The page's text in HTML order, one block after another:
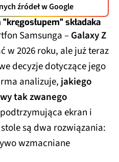
źródeł w Google
składaka
Samsunga –Galaxy Z
w 2026 roku, ale już teraz
decyzje dotyczące jego
analizuje, jakiego
tak zwanego
ekran i
są dwa rozwiązania:
wzmacniane